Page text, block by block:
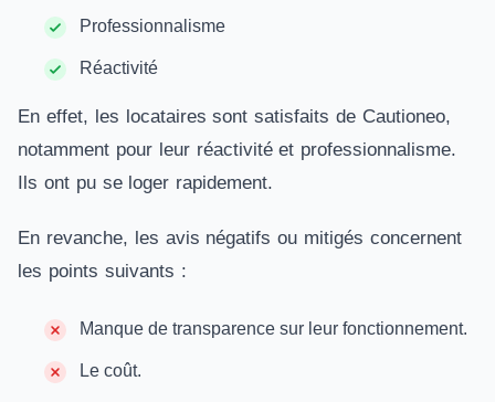
Professionnalisme
Réactivité
En effet, les locataires sont satisfaits de Cautioneo,
notamment pour leur réactivité et professionnalisme.
Ils ont pu se loger rapidement.
En revanche, les avis négatifs ou mitigés concernent
les points suivants :
Manque de transparence sur leur fonctionnement.
Le coût.